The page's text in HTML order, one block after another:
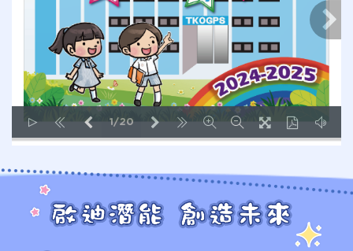
LOADING PAGES 8% ...
1/20